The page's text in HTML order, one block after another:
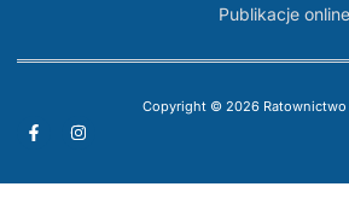
Publikacje online
Copyright © 2026 Ratownictwo